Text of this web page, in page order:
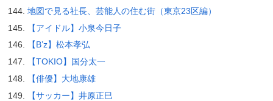
地図で見る社長、芸能人の住む街（東京23区編）
【アイドル】小泉今日子
【B’z】松本孝弘
【TOKIO】国分太一
【俳優】大地康雄
【サッカー】井原正巳